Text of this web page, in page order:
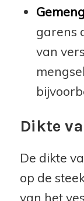
garens
van
Dikte
De dikte
op de
van het